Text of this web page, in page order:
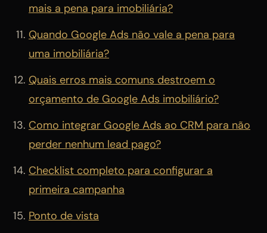
mais a pena para imobiliária?
Quando Google Ads não vale a pena para
uma imobiliária?
Quais erros mais comuns destroem o
orçamento de Google Ads imobiliário?
Como integrar Google Ads ao CRM para não
perder nenhum lead pago?
Checklist completo para configurar a
primeira campanha
Ponto de vista